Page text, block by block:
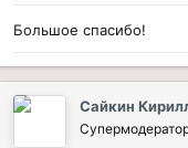
Большое спасибо!
Сайкин